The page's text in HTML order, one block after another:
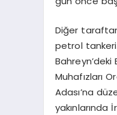
Diğer
petrol
Bahreyn’deki
Muhafızları
Adası’na
yakınlarında